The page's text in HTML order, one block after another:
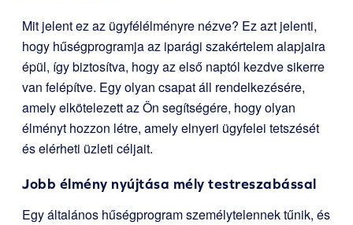
Mit jelent ez az ügyfélélményre nézve? Ez azt jelenti,
hogy hűségprogramja az iparági szakértelem alapjaira
épül, így biztosítva, hogy az első naptól kezdve sikerre
van felépítve. Egy olyan csapat áll rendelkezésére,
amely elkötelezett az Ön segítségére, hogy olyan
élményt hozzon létre, amely elnyeri ügyfelei tetszését
és elérheti üzleti céljait.
Jobb élmény nyújtása mély testreszabással
Egy általános hűségprogram személytelennek tűnik, és